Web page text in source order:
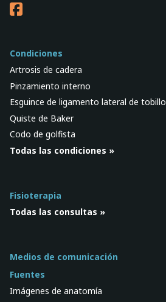
Condiciones
Artrosis de cadera
Pinzamiento interno
Esguince de ligamento lateral de tobillo
Quiste de Baker
Codo de golfista
Todas las condiciones »
Fisioterapia
Todas las consultas »
Medios de comunicación
Fuentes
Imágenes de anatomía